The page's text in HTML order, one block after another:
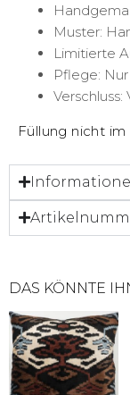
Muster:
Limitierte
Pflege:
Füllung nicht
DAS KÖNNTE